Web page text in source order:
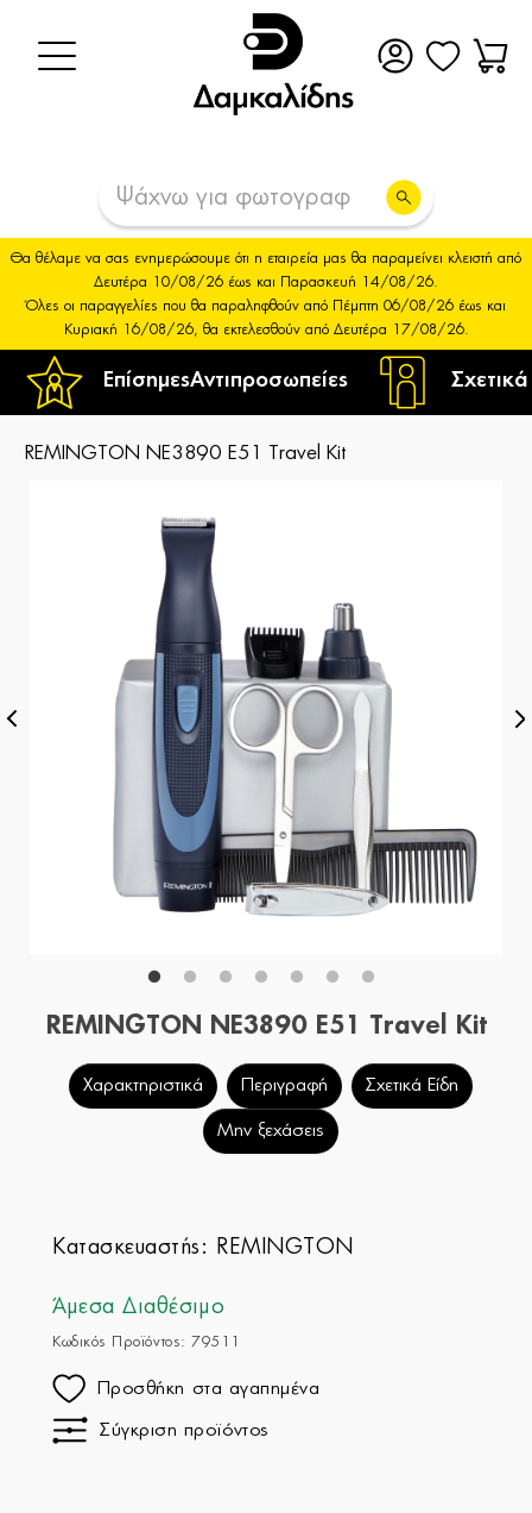
ΕπίσημεςΑντιπροσωπείες
Θα θέλαμε να σας ενημερώσουμε ότι η εταιρεία μας θα παραμείνει κλειστή από
Δευτέρα 10/08/26 έως και Παρασκευή 14/08/26.
Όλες οι παραγγελίες που θα παραληφθούν από Πέμπτη 06/08/26 έως και
Κυριακή 16/08/26, θα εκτελεσθούν από Δευτέρα 17/08/26.
REMINGTON NE3890 E51 Travel Kit
REMINGTON NE3890 E51 Travel Kit
Χαρακτηριστικά Περιγραφή Σχετικά Είδη
Μην ξεχάσεις
Κατασκευαστής: REMINGTON
Άμεσα Διαθέσιμο
Κωδικός Προϊόντος: 79511
Προσθήκη στα αγαπημένα
Σύγκριση προϊόντος